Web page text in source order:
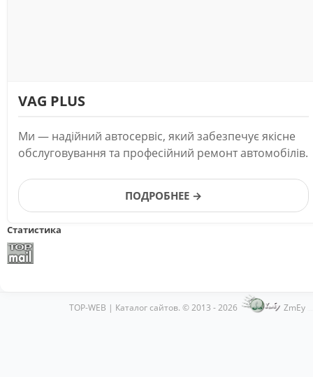
VAG PLUS
Ми — надійний автосервіс, який забезпечує якісне
обслуговування та професійний ремонт автомобілів.
ПОДРОБНЕЕ →
Статистика
TOP-WEB | Каталог сайтов. © 2013 - 2026 ZmEy